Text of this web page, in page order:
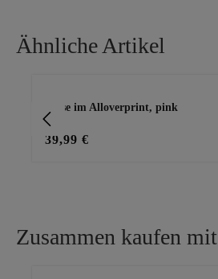
Ähnliche Artikel
Bluse im Alloverprint, pink
39,99 €
Zusammen kaufen mit